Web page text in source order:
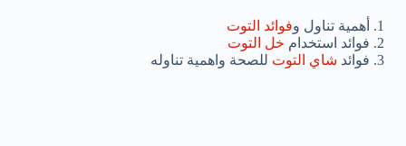
أهمية تناول وفوائد التوت
فوائد استخدام خل التوت
فوائد شاي التوت للصحة واهمية تناوله